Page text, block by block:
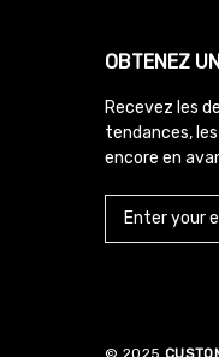
OBTENEZ
Recevez les
tendances,
encore en
© 2025